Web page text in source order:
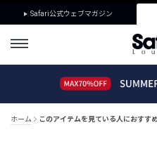
Safari公式ウェブマガジン
ホーム このアイテムを見ている人におすす